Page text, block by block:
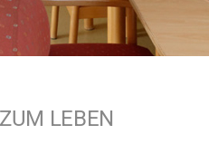
LEBEN